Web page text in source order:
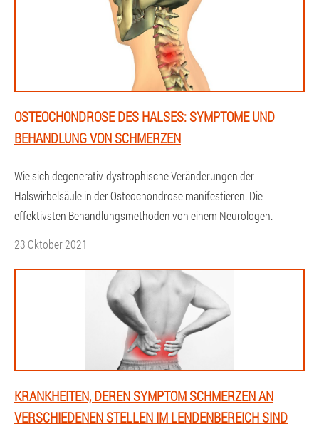
OSTEOCHONDROSE DES HALSES: SYMPTOME UND
BEHANDLUNG VON SCHMERZEN
Wie sich degenerativ-dystrophische Veränderungen der
Halswirbelsäule in der Osteochondrose manifestieren. Die
effektivsten Behandlungsmethoden von einem Neurologen.
23 Oktober 2021
KRANKHEITEN, DEREN SYMPTOM SCHMERZEN AN
VERSCHIEDENEN STELLEN IM LENDENBEREICH SIND